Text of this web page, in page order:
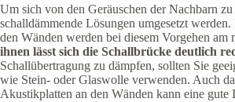
Um sich von den Geräuschen der Nachbarn zu
schalldämmende Lösungen umgesetzt
den Wänden werden bei diesem Vorgehen am
ihnen lässt sich die Schallbrücke deutlich
Schallübertragung zu dämpfen, sollten Sie
wie Stein- oder Glaswolle verwenden. Auch
Akustikplatten an den Wänden kann eine gute